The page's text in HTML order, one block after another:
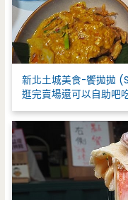
新北土城美食-饗拋拋
逛完賣場還可以自助吧